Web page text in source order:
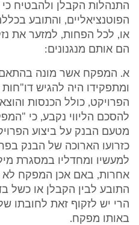
התנהלות הקבלן ולהבטיח כי
הפוטנציאליים, והתובע
או, לכל הפחות, למזער את
הם אותם מנגנונים:
ומתפקידו היה להגיש
להסכם הליווי נקבע, כי
מטעם הבנק על ביצוע
כזרועו הארוכה של הבנק
למעשיו ומחדליו במסגרת
אחרות, באם אכן המפקח לא
התובע לבין הקבלן או כשל
הרי יש לזקוף זאת לחובתו
באותו מפקח.